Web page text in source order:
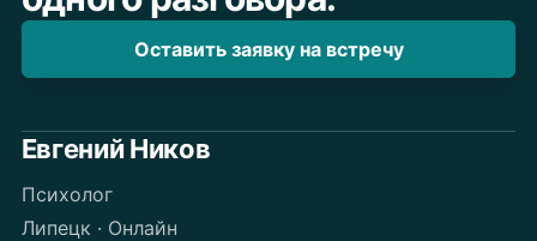
Оставить заявку на встречу
Евгений Ников
Психолог
Липецк · Онлайн